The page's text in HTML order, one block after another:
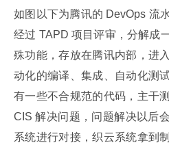
如图以下为腾讯的 DevOps 流
经过 TAPD 项目评审，分解成
殊功能，存放在腾讯内部，进
动化的编译、集成、自动化测
有一些不合规范的代码，主干
CIS 解决问题，问题解决以后
系统进行对接，织云系统拿到